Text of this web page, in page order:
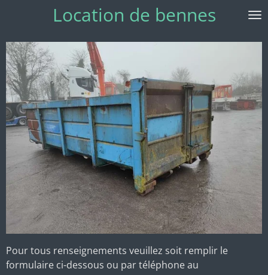
contenu
principal
Location de bennes
Pour tous renseignements veuillez soit remplir le
formulaire ci-dessous ou par téléphone au